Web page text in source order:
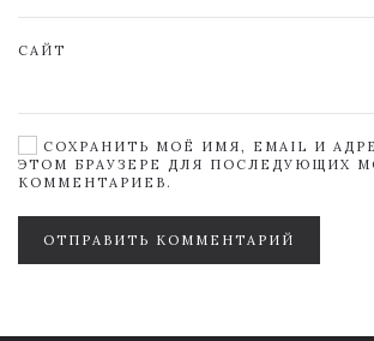
САЙТ
СОХРАНИТЬ МОЁ ИМЯ, EMAIL И
ЭТОМ БРАУЗЕРЕ ДЛЯ ПОСЛЕДУЮЩИХ
КОММЕНТАРИЕВ.
ОТПРАВИТЬ КОММЕНТАРИЙ